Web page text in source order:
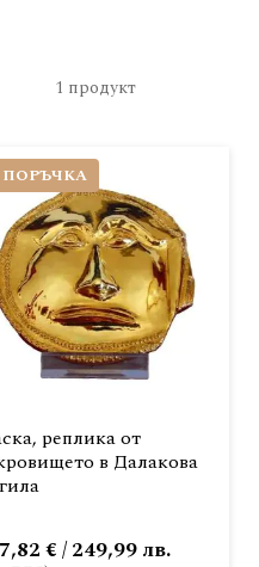
1 продукт
ПОРЪЧКА
реплика от
в Далакова
€ / 249,99 лв.